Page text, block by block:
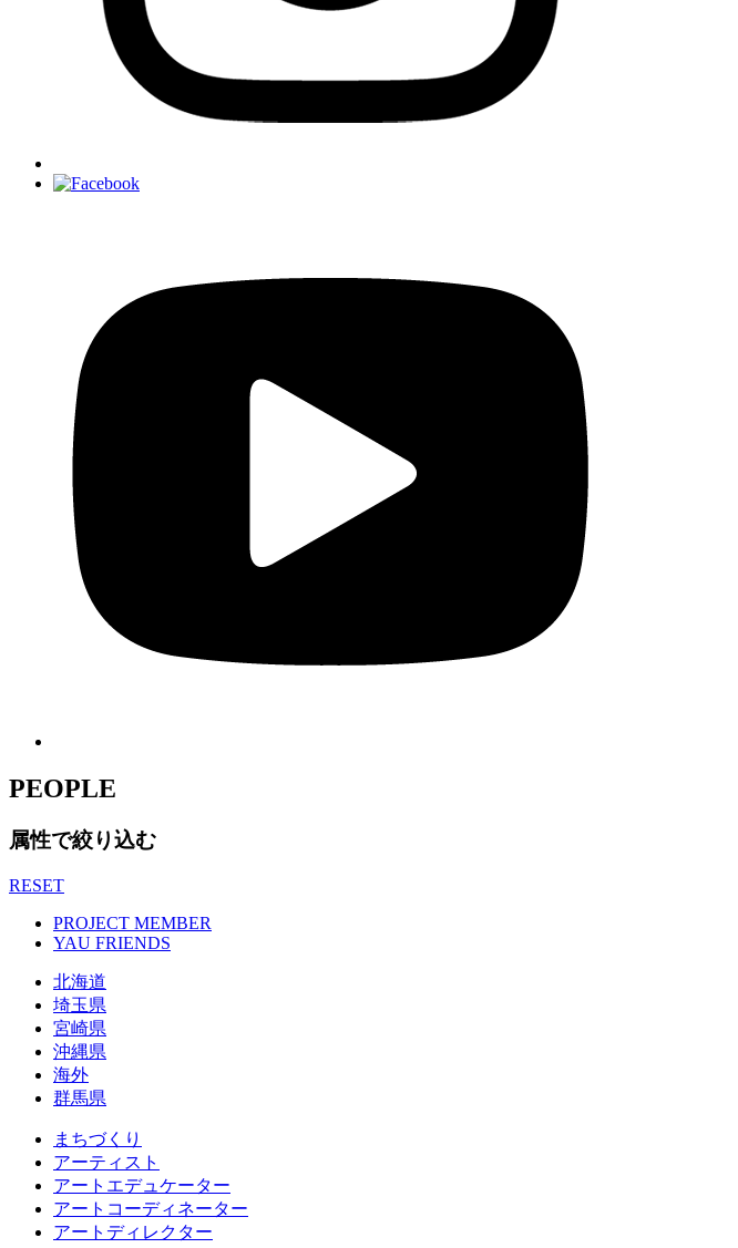
PEOPLE
属性で絞り込む
RESET
PROJECT MEMBER
YAU FRIENDS
北海道
埼玉県
宮崎県
沖縄県
海外
群馬県
まちづくり
アーティスト
アートエデュケーター
アートコーディネーター
アートディレクター